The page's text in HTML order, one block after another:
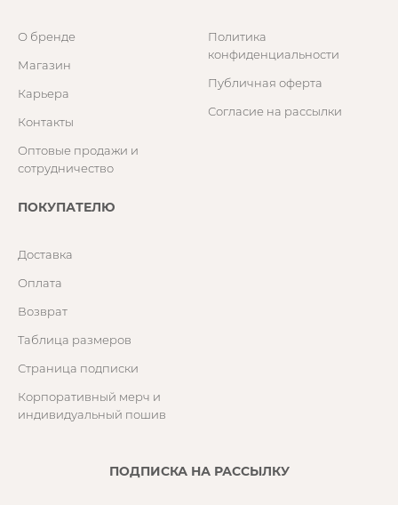
О бренде
Магазин
Карьера
Контакты
Оптовые продажи и
сотрудничество
Политика
конфиденциальности
Публичная оферта
Согласие на рассылки
ПОКУПАТЕЛЮ
Доставка
Оплата
Возврат
Таблица размеров
Страница подписки
Корпоративный мерч и
индивидуальный пошив
ПОДПИСКА НА РАССЫЛКУ